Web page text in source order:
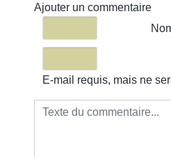
Ajouter un commentaire
E-mail requis, mais ne